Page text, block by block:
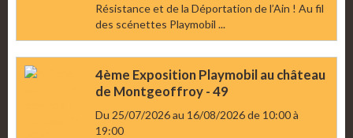
Résistance et de la Déportation de l’Ain ! Au fil
des scénettes Playmobil ...
4ème Exposition Playmobil au château
de Montgeoffroy - 49
Du 25/07/2026au 16/08/2026de 10:00à
19:00